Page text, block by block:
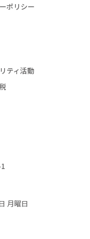
ポリシー
ティ活動
月曜日